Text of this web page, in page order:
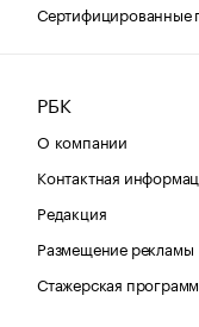
Сертифицированные
РБК
О компании
Контактная
Редакция
Размещение рекламы
Стажерская